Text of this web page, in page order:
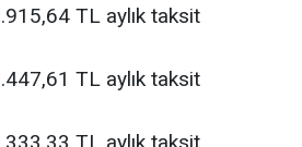
TL aylık taksit
TL aylık taksit